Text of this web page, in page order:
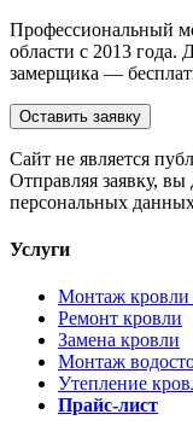
Профессиональный
области с 2013 года.
замерщика —
Оставить заявку
Cайт не является
Отправляя заявку, вы
персональных
Услуги
Монтаж
Ремонт кровли
Замена кровли
Монтаж
Утепление
Прайс-лист